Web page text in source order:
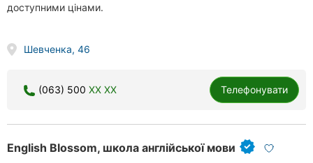
доступними цінами.
Шевченка, 46
(063) 500 XX XX Телефонувати
English Blossom, школа англійської мови